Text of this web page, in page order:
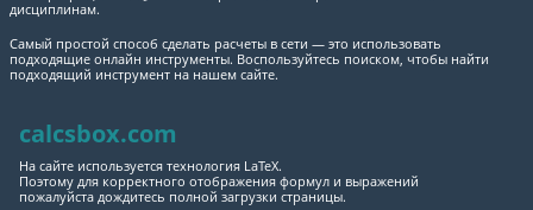
дисциплинам.
Самый простой способ сделать расчеты в сети — это использовать
подходящие онлайн инструменты. Воспользуйтесь поиском, чтобы найти
подходящий инструмент на нашем сайте.
calcsbox.com
На сайте используется технология LaTeX.
Поэтому для корректного отображения формул и выражений
пожалуйста дождитесь полной загрузки страницы.